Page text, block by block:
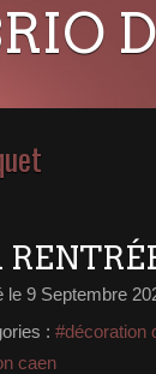
le 9 Septembre
: #décoration
caen